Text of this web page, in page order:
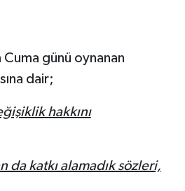
Cuma günü oynanan
dair;
hakkını
da katkı alamadık sözleri,